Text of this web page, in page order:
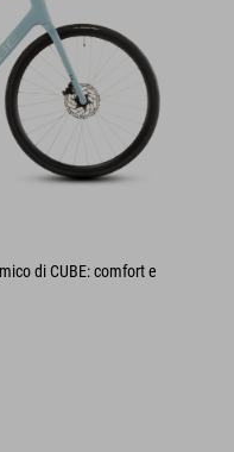
di CUBE: comfort e